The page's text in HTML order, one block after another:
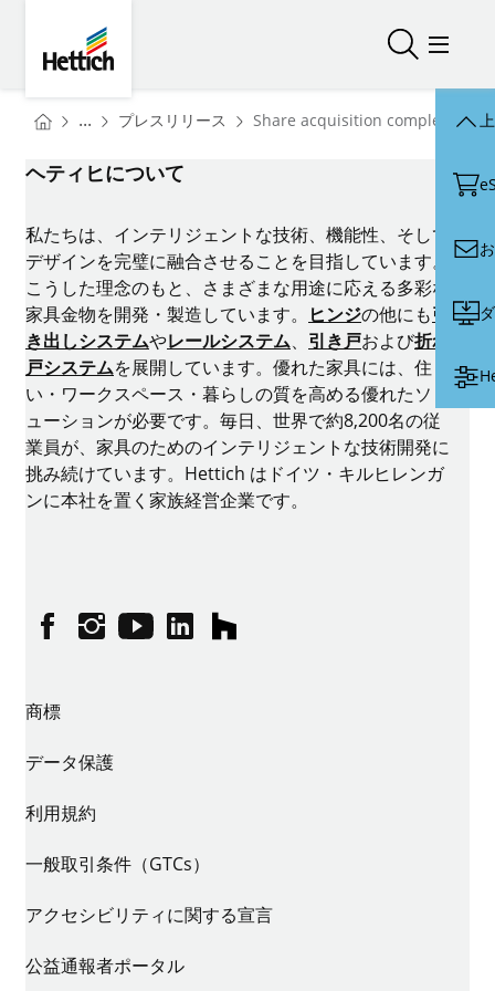
検索を開
メニ
You are here:
Homepage
... プレスリリース Homepage
Share acquisition completed:
ヘティヒについて
私たちは、インテリジェントな技術、機能性、そして
デザインを完璧に融合させることを目指しています。
こうした理念のもと、さまざまな用途に応える多彩な
家具金物を開発・製造しています。
ヒンジの他にも引
き出しシステムやレールシステム、 引き戸および折れ
戸システムを展開しています。優れた家具には、住ま
い・ワークスペース・暮らしの質を高める優れたソリ
ューションが必要です。毎日、世界で約8,200名の従
業員が、家具のためのインテリジェントな技術開発に
挑み続けています。Hettich はドイツ・キルヒレンガ
ンに本社を置く家族経営企業です。
FacebookInstagram
YouTubelinkedinhouzz
商標
データ保護
利用規約
一般取引条件（GTCs）
アクセシビリティに関する宣言
公益通報者ポータル